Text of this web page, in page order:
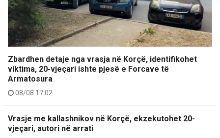
Zbardhen detaje nga vrasja në Korçë, identifikohet
viktima, 20-vjeçari ishte pjesë e Forcave të
Armatosura
08/08 17:02
Vrasje me kallashnikov në Korçë, ekzekutohet 20-
vjeçari, autori në arrati